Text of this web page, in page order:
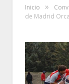
Inicio »
de Madrid